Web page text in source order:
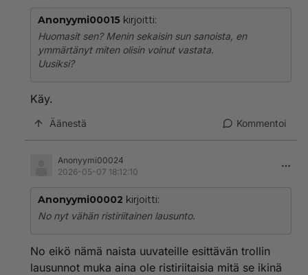
Anonyymi00015 kirjoitti:
Huomasit sen? Menin sekaisin sun sanoista, en
ymmärtänyt miten olisin voinut vastata.
Uusiksi?
Käy.
Äänestä Kommentoi
Anonyymi00024
2026-05-07 18:12:10
Anonyymi00002 kirjoitti:
No nyt vähän ristiriitainen lausunto.
No eikö nämä naista uuvateille esittävän trollin
lausunnot muka aina ole ristiriitaisia mitä se ikinä